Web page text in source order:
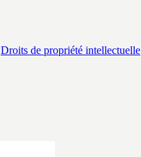
Droits de propriété intellectuelle